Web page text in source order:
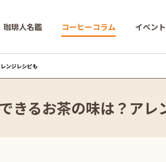
珈琲人名鑑 コーヒーコラム イベント
ンジレシピも
きるお茶の味は？ア